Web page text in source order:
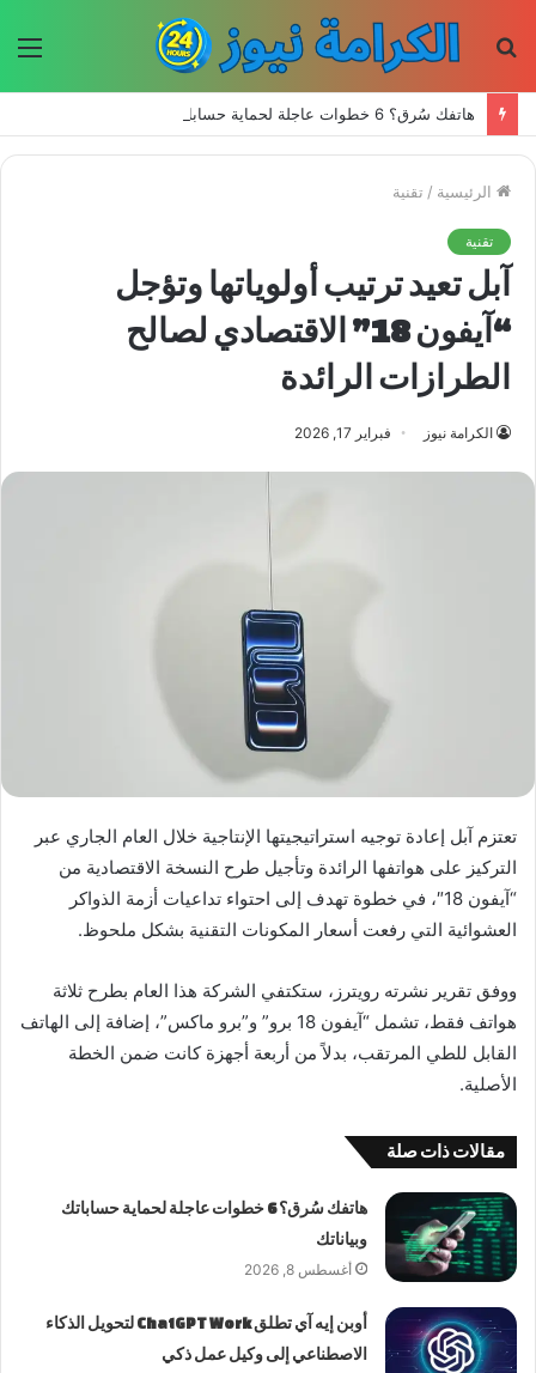
هاتفك سُرق؟ 6 خطوات عاجلة لحماية حساباتك وبياناتك
الرئيسية / تقنية
تقنية
آبل تعيد ترتيب أولوياتها وتؤجل
“آيفون 18” الاقتصادي لصالح
الطرازات الرائدة
الكرامة نيوز فبراير 17, 2026
تعتزم آبل إعادة توجيه استراتيجيتها الإنتاجية خلال العام الجاري عبر
التركيز على هواتفها الرائدة وتأجيل طرح النسخة الاقتصادية من
“آيفون 18″، في خطوة تهدف إلى احتواء تداعيات أزمة الذواكر
العشوائية التي رفعت أسعار المكونات التقنية بشكل ملحوظ.
ووفق تقرير نشرته رويترز، ستكتفي الشركة هذا العام بطرح ثلاثة
هواتف فقط، تشمل “آيفون 18 برو” و”برو ماكس”، إضافة إلى الهاتف
القابل للطي المرتقب، بدلاً من أربعة أجهزة كانت ضمن الخطة
الأصلية.
مقالات ذات صلة
هاتفك سُرق؟ 6 خطوات عاجلة لحماية حساباتك
وبياناتك
أغسطس 8, 2026
أوبن إيه آي تطلق ChatGPT Work لتحويل الذكاء
الاصطناعي إلى وكيل عمل ذكي